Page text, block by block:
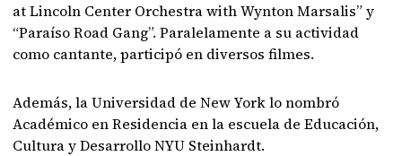
at Lincoln Center Orchestra with Wynton Marsalis” y
“Paraíso Road Gang”. Paralelamente a su actividad
como cantante, participó en diversos filmes.
Además, la Universidad de New York lo nombró
Académico en Residencia en la escuela de Educación,
Cultura y Desarrollo NYU Steinhardt.